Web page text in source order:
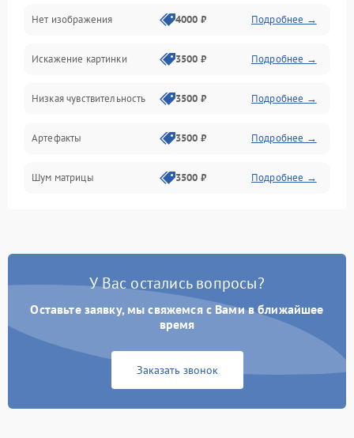
Программные ошибки
Электропитание
Измерения
Матрица
Проблемы питания
Проблемы с объективом
Нет изображения 4000 ₽ Подробнее →
Искажение картинки 3500 ₽ Подробнее →
Низкая чувствительность 3500 ₽ Подробнее →
Артефакты 3500 ₽ Подробнее →
Шум матрицы 3500 ₽ Подробнее →
У Вас остались вопросы?
Оставьте заявку, мы свяжемся с Вами в ближайшее
время
Заказать звонок